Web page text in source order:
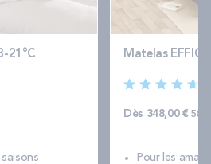
21°C Matelas
Dès 348,00 €
Pour les